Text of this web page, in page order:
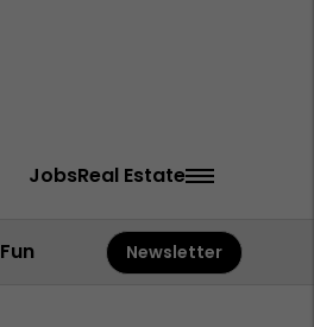
JobsReal Estate
Fun Newsletter